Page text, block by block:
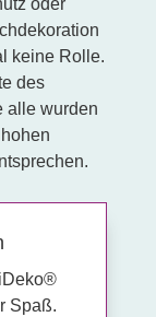
keine Rolle.
des
alle wurden
Spaß.